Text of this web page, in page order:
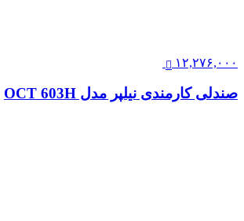
۱۲,۲۷۶,۰۰۰
صندلی کارمندی نیلپر مدل OCT 603H